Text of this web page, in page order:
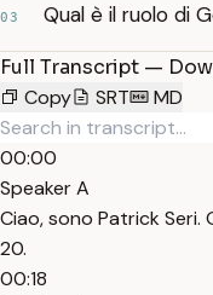
03 Qual è il ruolo di
Full Transcript —
Copy
SRT MD
00:00
Speaker A
Ciao, sono Patrick
20.
00:18